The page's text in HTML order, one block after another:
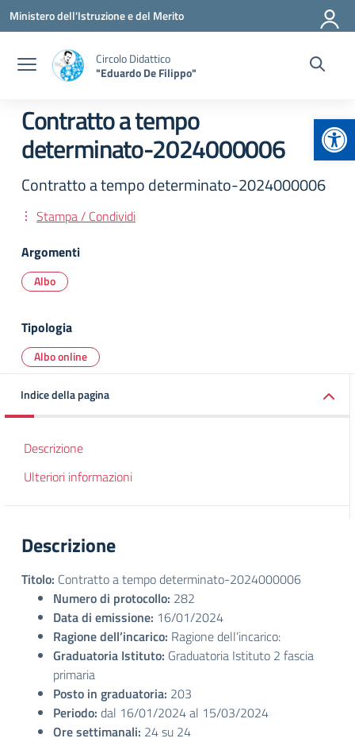
Vai ai contenuti
Vai al menu di navigazione
Vai al footer
Ministero dell'Istruzione e del Merito
Circolo Didattico
"Eduardo De Filippo"
Contratto a tempo
determinato-2024000006
Contratto a tempo determinato-2024000006
Stampa / Condividi
Argomenti
Albo
Tipologia
Albo online
Indice della pagina
Descrizione
Ulteriori informazioni
Descrizione
Titolo: Contratto a tempo determinato-2024000006
Numero di protocollo: 282
Data di emissione: 16/01/2024
Ragione dell’incarico: Ragione dell’incarico:
Graduatoria Istituto: Graduatoria Istituto 2 fascia
primaria
Posto in graduatoria: 203
Periodo: dal 16/01/2024 al 15/03/2024
Ore settimanali: 24 su 24